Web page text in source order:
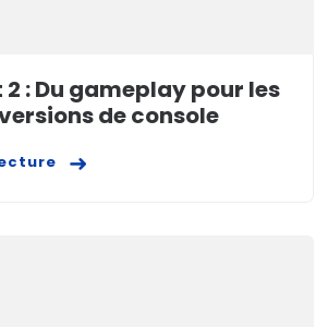
: Du gameplay pour les
de console